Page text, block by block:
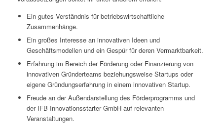
Ein gutes Verständnis für betriebswirtschaftliche
Zusammenhänge.
Ein großes Interesse an innovativen Ideen und
Geschäftsmodellen und ein Gespür für deren Vermarktbarkeit.
Erfahrung im Bereich der Förderung oder Finanzierung von
innovativen Gründerteams beziehungsweise Startups oder
eigene Gründungserfahrung in einem innovativen Startup.
Freude an der Außendarstellung des Förderprogramms und
der IFB Innovationsstarter GmbH auf relevanten
Veranstaltungen.